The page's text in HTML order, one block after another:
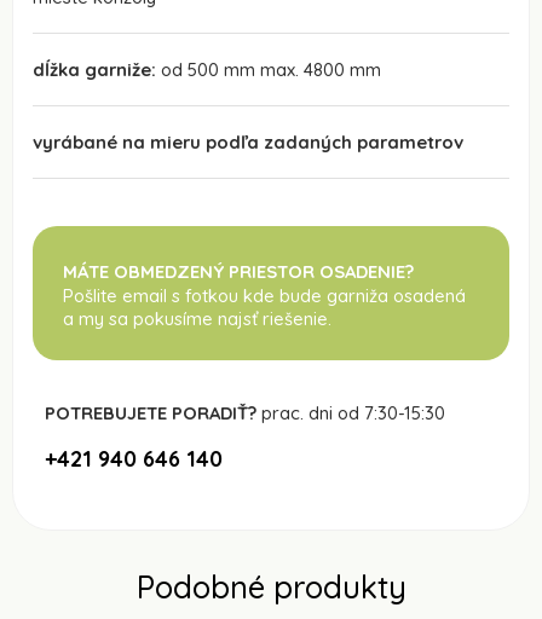
dĺžka garniže: od 500 mm max. 4800 mm
vyrábané na mieru podľa zadaných parametrov
MÁTE OBMEDZENÝ PRIESTOR OSADENIE?
Pošlite email s fotkou kde bude garniža osadená
a my sa pokusíme najsť riešenie.
POTREBUJETE PORADIŤ? prac. dni od 7:30-15:30
+421 940 646 140
Podobné produkty